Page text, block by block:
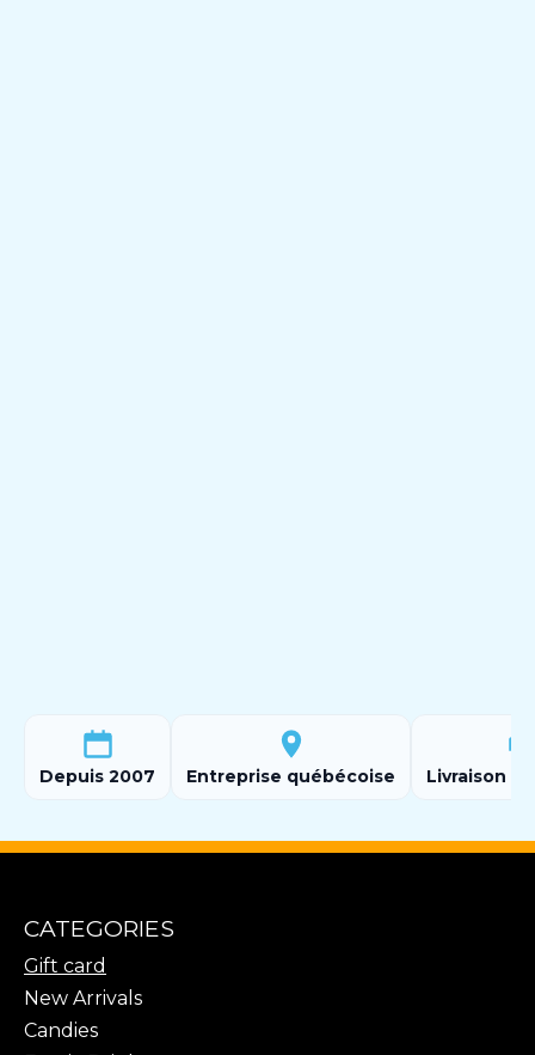
Depuis 2007 Entreprise québécoise Livraison
CATEGORIES
Gift card
New Arrivals
Candies